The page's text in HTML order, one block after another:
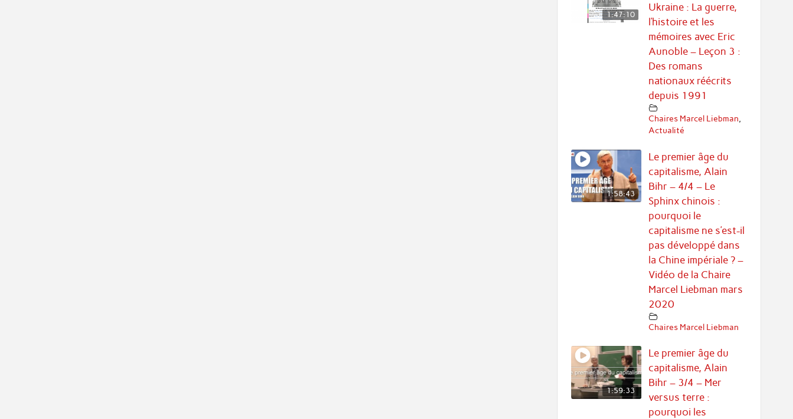
1:47:10
Ukraine : La guerre,
l’histoire et les
mémoires avec Eric
Aunoble – Leçon 3 :
Des romans
nationaux réécrits
depuis 1991
Chaires Marcel Liebman
Actualité
1:58:43
Le premier âge du
capitalisme, Alain
Bihr – 4/4 – Le
Sphinx chinois :
pourquoi le
capitalisme ne s’est-il
pas développé dans
la Chine impériale ? –
Vidéo de la Chaire
Marcel Liebman mars
2020
Chaires Marcel Liebman
1:59:33
Le premier âge du
capitalisme, Alain
Bihr – 3/4 – Mer
versus terre :
pourquoi les